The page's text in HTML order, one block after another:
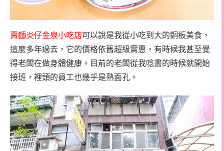
賣麵炎仔金泉小吃店可以說是我從小吃到大的銅板美食，
這麼多年過去，它的價格依舊超級實惠，有時候我甚至覺
得老闆在做身體健康。目前的老闆從我唸書的時候就開始
接班，裡頭的員工也幾乎是熟面孔。